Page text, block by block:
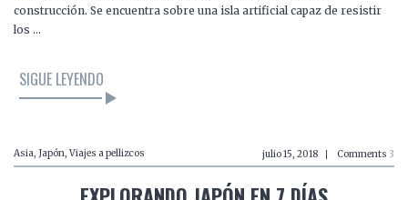
construcción. Se encuentra sobre una isla artificial capaz de resistir
los …
SIGUE LEYENDO
Asia, Japón, Viajes a pellizcos julio 15, 2018 Comments 3